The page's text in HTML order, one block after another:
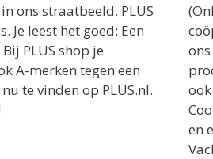
ons straatbeeld. PLUS
leest het goed: Een
PLUS shop je
A-merken tegen een
te vinden op PLUS.nl.
en